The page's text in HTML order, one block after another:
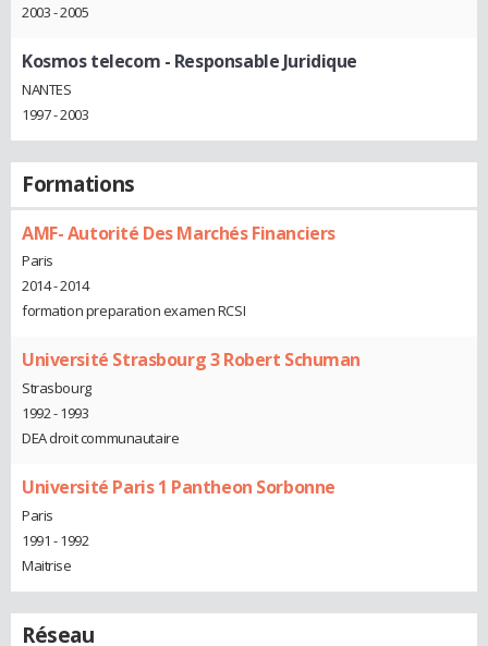
2003 - 2005
Kosmos telecom - Responsable Juridique
NANTES
1997 - 2003
Formations
AMF- Autorité Des Marchés Financiers
Paris
2014 - 2014
formation preparation examen RCSI
Université Strasbourg 3 Robert Schuman
Strasbourg
1992 - 1993
DEA droit communautaire
Université Paris 1 Pantheon Sorbonne
Paris
1991 - 1992
Maitrise
Réseau